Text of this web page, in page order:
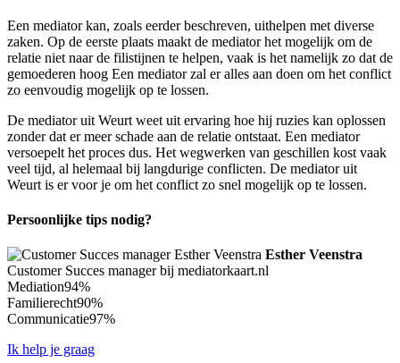
Een mediator kan, zoals eerder beschreven, uithelpen met diverse
zaken. Op de eerste plaats maakt de mediator het mogelijk om de
relatie niet naar de filistijnen te helpen, vaak is het namelijk zo dat de
gemoederen hoog Een mediator zal er alles aan doen om het conflict
zo eenvoudig mogelijk op te lossen.
De mediator uit Weurt weet uit ervaring hoe hij ruzies kan oplossen
zonder dat er meer schade aan de relatie ontstaat. Een mediator
versoepelt het proces dus. Het wegwerken van geschillen kost vaak
veel tijd, al helemaal bij langdurige conflicten. De mediator uit
Weurt is er voor je om het conflict zo snel mogelijk op te lossen.
Persoonlijke tips nodig?
Esther Veenstra
Customer Succes manager bij mediatorkaart.nl
Mediation94%
Familierecht90%
Communicatie97%
Ik help je graag